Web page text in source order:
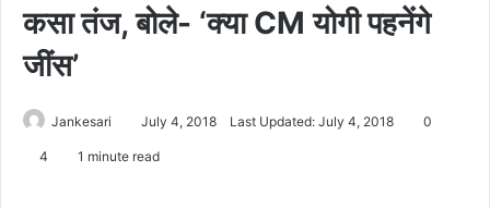
कसा तंज, बोले- ‘क्या CM योगी पहनेंगे
जींस’
Jankesari July 4, 2018 Last Updated: July 4, 2018 0
4 1 minute read